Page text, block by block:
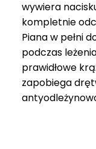
wywiera
kompletnie
Piana w pełni
podczas
prawidłowe
zapobiega